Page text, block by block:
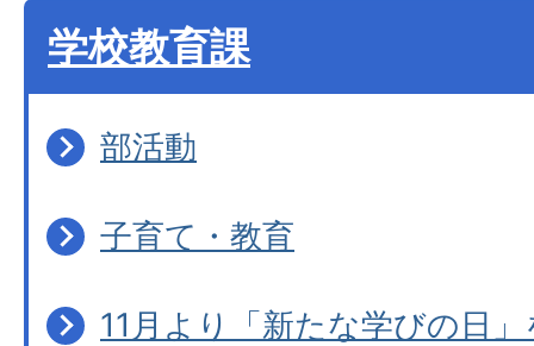
学校教育課
部活動
子育て・教育
11月より「新たな学びの日